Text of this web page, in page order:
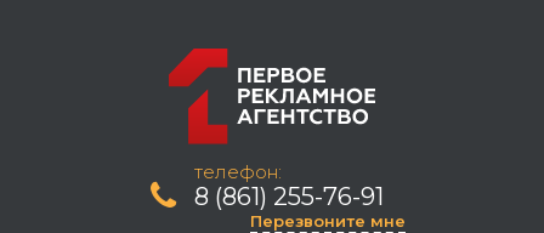
телефон:
8 (861) 255-76-91
Перезвоните мне